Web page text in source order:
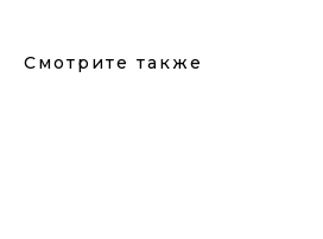
Смотрите также